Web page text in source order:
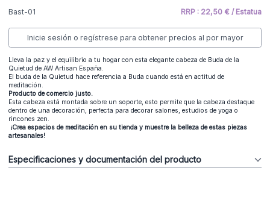
Bast-01 RRP : 22,50 € / Estatua
Inicie sesión o regístrese para obtener precios al por mayor
Lleva la paz y el equilibrio a tu hogar con esta elegante cabeza de Buda de la
Quietud de AW Artisan España.
El buda de la Quietud hace referencia a Buda cuando está en actitud de
meditación.
Producto de comercio justo.
Esta cabeza está montada sobre un soporte, esto permite que la cabeza destaque
dentro de una decoración, perfecta para decorar salones, estudios de yoga o
rincones zen.
¡Crea espacios de meditación en su tienda y muestre la belleza de estas piezas
artesanales!
Especificaciones y documentación del producto